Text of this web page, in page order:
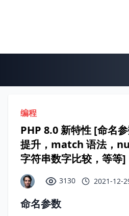
编程
PHP 8.0 新特性 [命名
提升，match 语法，
字符串数字比较，等等]
3130 2021-12-
命名参数